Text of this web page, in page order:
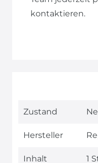
kontaktieren.
Technisches
Wert
Zustand
Hersteller
Inhalt 1